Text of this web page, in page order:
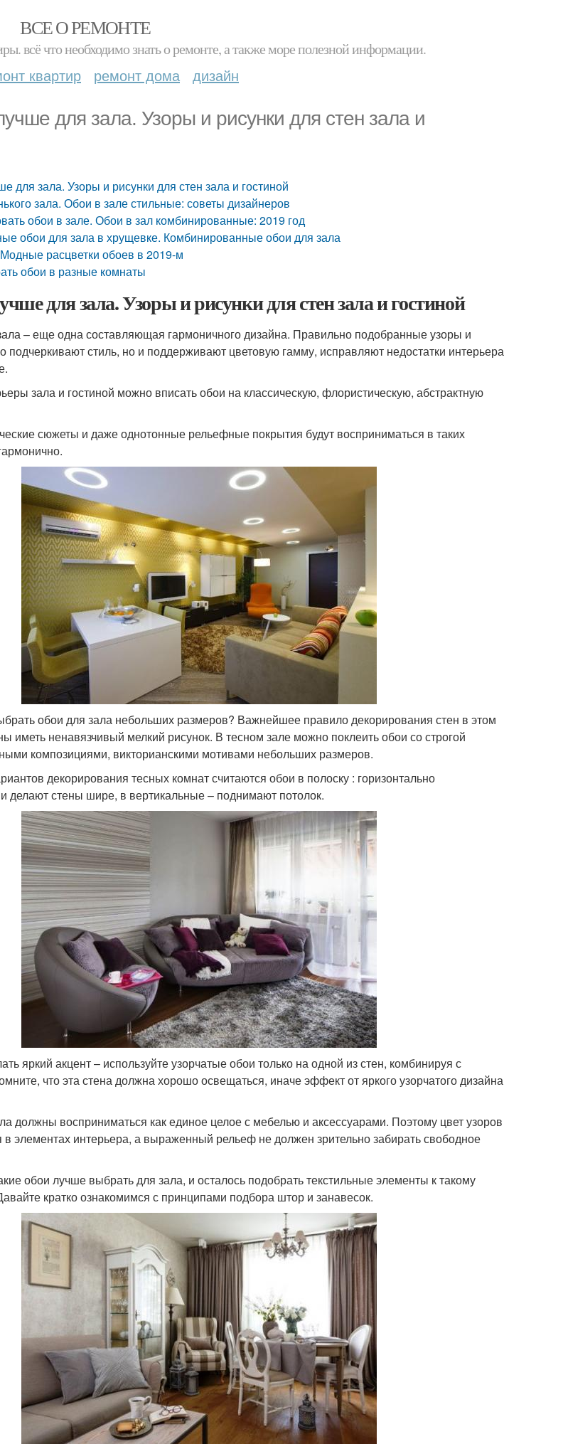
ВСЕ О РЕМОНТЕ
всё что необходимо знать о ремонте, а также море полезной информации.
квартир ремонт дома дизайн
для зала. Узоры и рисунки для стен зала и
для зала. Узоры и рисунки для стен зала и гостиной
зала. Обои в зале стильные: советы дизайнеров
обои в зале. Обои в зал комбинированные: 2019 год
обои для зала в хрущевке. Комбинированные обои для зала
расцветки обоев в 2019-м
обои в разные комнаты
для зала. Узоры и рисунки для стен зала и гостиной
– еще одна составляющая гармоничного дизайна. Правильно подобранные узоры и
подчеркивают стиль, но и поддерживают цветовую гамму, исправляют недостатки интерьера
зала и гостиной можно вписать обои на классическую, флористическую, абстрактную
сюжеты и даже однотонные рельефные покрытия будут восприниматься в таких
обои для зала небольших размеров? Важнейшее правило декорирования стен в этом
иметь ненавязчивый мелкий рисунок. В тесном зале можно поклеить обои со строгой
композициями, викторианскими мотивами небольших размеров.
декорирования тесных комнат считаются обои в полоску : горизонтально
делают стены шире, в вертикальные – поднимают потолок.
яркий акцент – используйте узорчатые обои только на одной из стен, комбинируя с
что эта стена должна хорошо освещаться, иначе эффект от яркого узорчатого дизайна
должны восприниматься как единое целое с мебелью и аксессуарами. Поэтому цвет узоров
в элементах интерьера, а выраженный рельеф не должен зрительно забирать свободное
обои лучше выбрать для зала, и осталось подобрать текстильные элементы к такому
кратко ознакомимся с принципами подбора штор и занавесок.